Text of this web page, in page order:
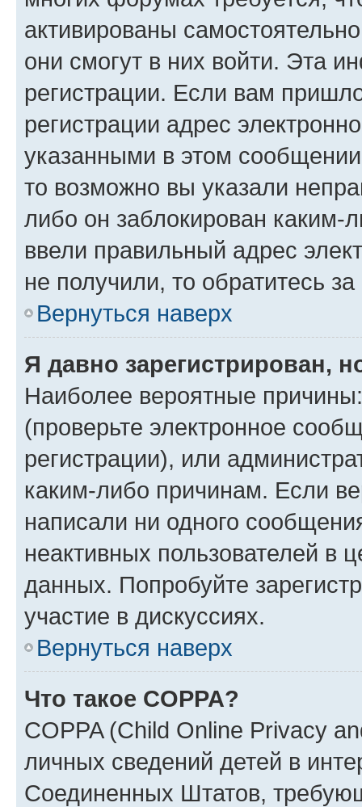
активированы
они смогут в них войти. Эта
регистрации. Если вам
регистрации адрес
указанными в этом
то возможно вы указали
либо он заблокирован
ввели правильный адрес
не получили, то обратитесь
Вернуться наверх
Я давно зарегистрирован,
Наиболее вероятные
(проверьте электронное
регистрации), или
каким-либо причинам. Если
написали ни одного
неактивных пользователей в
данных. Попробуйте
участие в дискуссиях.
Вернуться наверх
Что такое COPPA?
COPPA (Child Online Privacy
личных сведений детей в
Соединенных Штатов,